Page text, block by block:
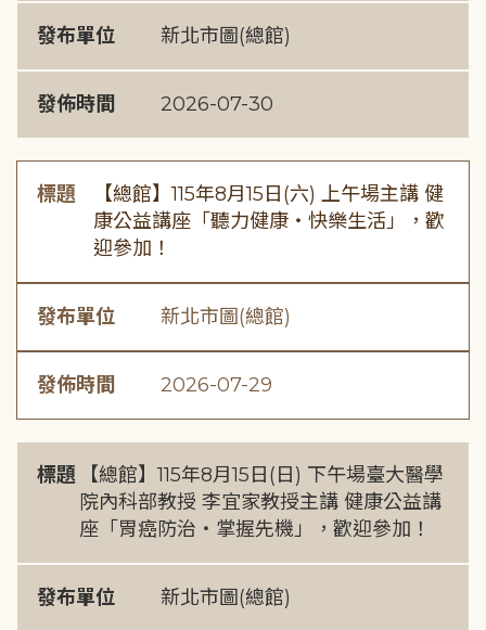
發布單位 新北市圖(總館)
發佈時間 2026-07-30
標題
【總館】115年8月15日(六) 上午場主講 健
康公益講座「聽力健康・快樂生活」，歡
迎參加！
發布單位 新北市圖(總館)
發佈時間 2026-07-29
標題
【總館】115年8月15日(日) 下午場臺大醫學
院內科部教授 李宜家教授主講 健康公益講
座「胃癌防治・掌握先機」，歡迎參加！
發布單位 新北市圖(總館)